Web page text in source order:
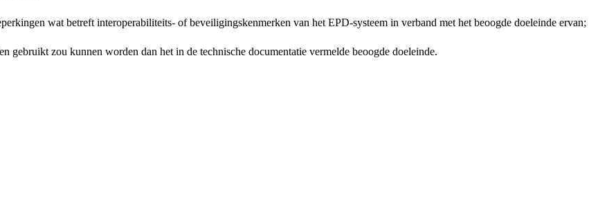
wat betreft interoperabiliteits- of beveiligingskenmerken van het EPD-systeem in verband met het beoogde doeleinde ervan;
gebruikt zou kunnen worden dan het in de technische documentatie vermelde beoogde doeleinde.